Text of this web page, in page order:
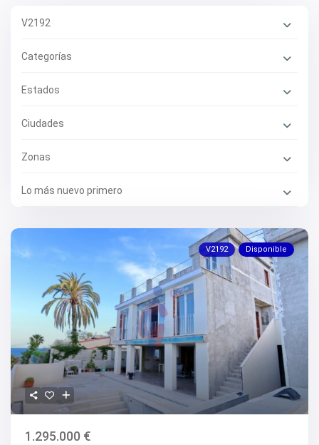
V2192
Categorías
Estados
Ciudades
Zonas
Lo más nuevo primero
V2192 Disponible
1.295.000 €